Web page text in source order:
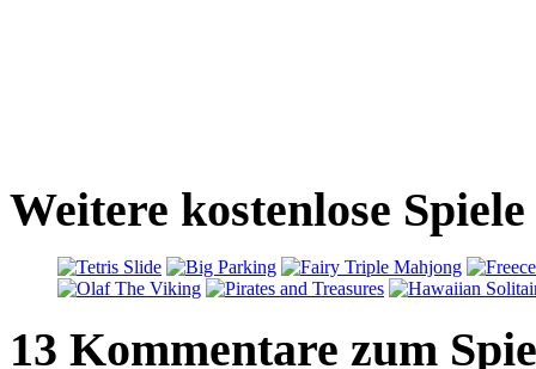
Weitere kostenlose
13 Kommentare zum